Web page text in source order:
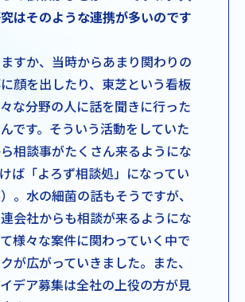
はそのような連携が多いのです
すか、当時からあまり関わりの
顔を出したり、東芝という看板
な分野の人に話を聞きに行った
です。そういう活動をしていた
相談事がたくさん来るようにな
ば「よろず相談処」になってい
。水の細菌の話もそうですが、
会社からも相談が来るようにな
様々な案件に関わっていく中で
が広がっていきました。また、
デア募集は全社の上役の方が見